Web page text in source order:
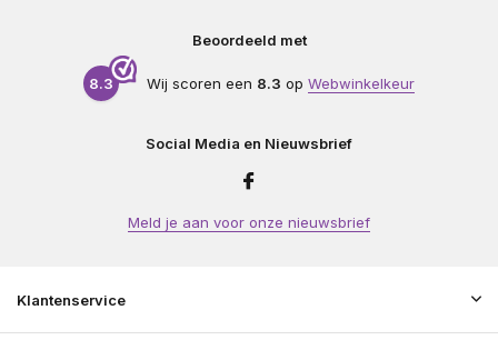
Beoordeeld met
8.3 Wij scoren een 8.3 op Webwinkelkeur
Social Media en Nieuwsbrief
Meld je aan voor onze nieuwsbrief
Klantenservice